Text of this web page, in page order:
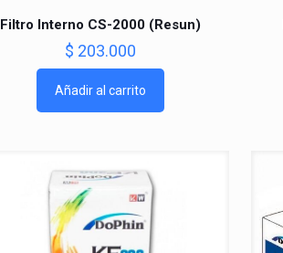
Filtro Interno CS-2000 (Resun)
$ 203.000
Añadir al carrito